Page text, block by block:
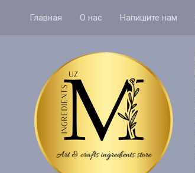
Главная О нас Напишите нам